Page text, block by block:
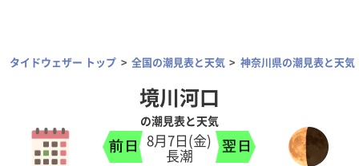
タイドウェザー トップ 全国の潮見表と天気 神奈川県の潮見表と天気
境川河口
の潮見表と天気
8月7日(金)
長潮